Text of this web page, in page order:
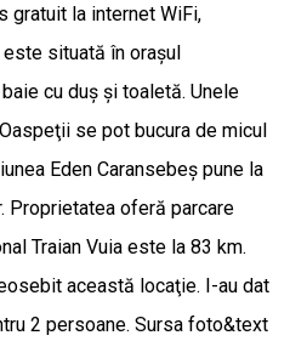
gratuit la internet WiFi,
este situată în oraşul
cu duş şi toaletă. Unele
se pot bucura de micul
Eden Caransebeş pune la
Proprietatea oferă parcare
Traian Vuia este la 83 km.
această locaţie. I-au dat
2 persoane. Sursa foto&text